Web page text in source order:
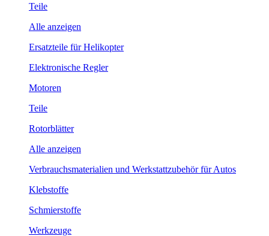
Teile
Alle anzeigen
Ersatzteile für Helikopter
Elektronische Regler
Motoren
Teile
Rotorblätter
Alle anzeigen
Verbrauchsmaterialien und Werkstattzubehör für Autos
Klebstoffe
Schmierstoffe
Werkzeuge